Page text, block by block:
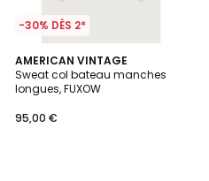
-30% DÈS 2*
AMERICAN VINTAGE
Sweat col bateau manches
longues, FUXOW
€.
95,00 €